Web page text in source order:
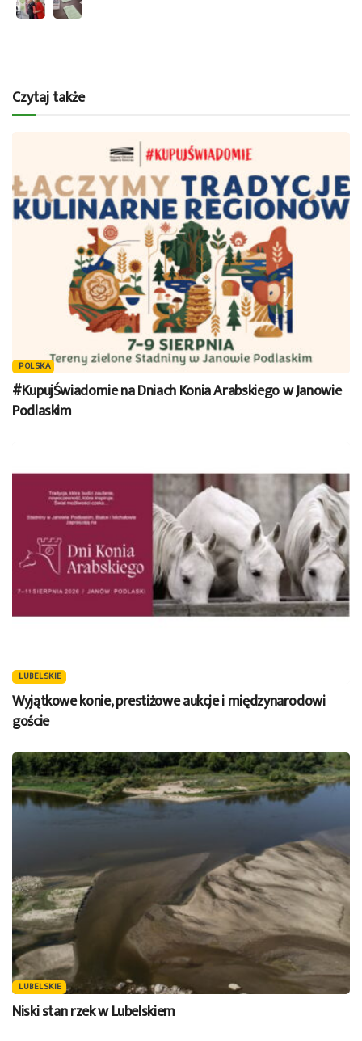
Czytaj także
POLSKA
#KupujŚwiadomie na Dniach Konia Arabskiego w Janowie
Podlaskim
LUBELSKIE
Wyjątkowe konie, prestiżowe aukcje i międzynarodowi
goście
LUBELSKIE
Niski stan rzek w Lubelskiem